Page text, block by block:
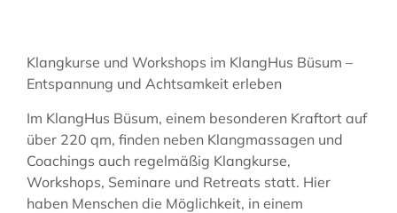
Klangkurse und Workshops im KlangHus Büsum –
Entspannung und Achtsamkeit erleben
Im KlangHus Büsum, einem besonderen Kraftort auf
über 220 qm, finden neben Klangmassagen und
Coachings auch regelmäßig Klangkurse,
Workshops, Seminare und Retreats statt. Hier
haben Menschen die Möglichkeit, in einem